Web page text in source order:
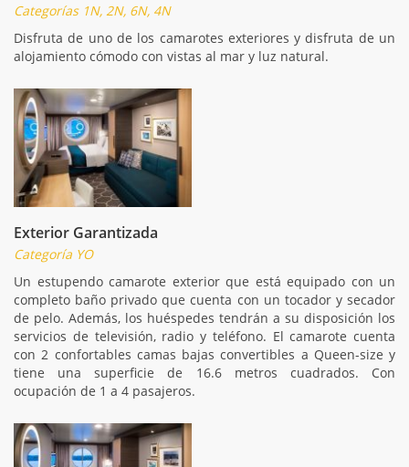
Categorías 1N, 2N, 6N, 4N
Disfruta de uno de los camarotes exteriores y disfruta de un
alojamiento cómodo con vistas al mar y luz natural.
Exterior Garantizada
Categoría YO
Un estupendo camarote exterior que está equipado con un
completo baño privado que cuenta con un tocador y secador
de pelo. Además, los huéspedes tendrán a su disposición los
servicios de televisión, radio y teléfono. El camarote cuenta
con 2 confortables camas bajas convertibles a Queen-size y
tiene una superficie de 16.6 metros cuadrados. Con
ocupación de 1 a 4 pasajeros.